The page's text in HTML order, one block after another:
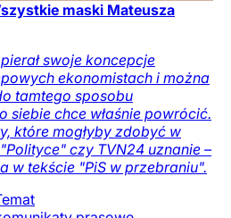
maski Mateusza
swoje koncepcje
ekonomistach i można
tamtego sposobu
siebie chce właśnie powrócić.
które mogłyby zdobyć w
czy TVN24 uznanie –
w tekście "PiS w przebraniu".